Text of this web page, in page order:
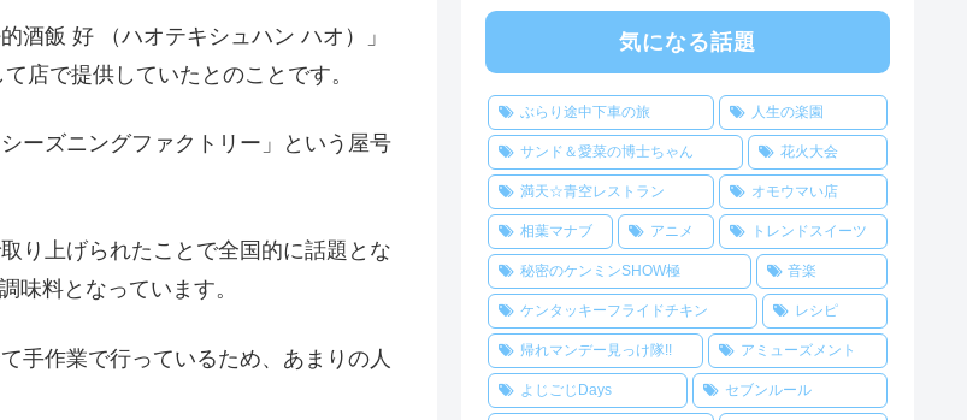
酒飯 好 （ハオテキシュハン ハオ）」
店で提供していたとのことです。
ーズニングファクトリー」という屋号
り上げられたことで全国的に話題とな
味料となっています。
手作業で行っているため、あまりの人
気になる話題
ぶらり途中下車の旅 人生の楽園
サンド＆愛菜の博士ちゃん 花火大会
満天☆青空レストラン オモウマい店
相葉マナブ アニメ トレンドスイーツ
秘密のケンミンSHOW極 音楽
ケンタッキーフライドチキン レシピ
帰れマンデー見っけ隊!! アミューズメント
よじごじDays セブンルール